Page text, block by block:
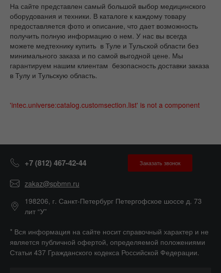
На сайте представлен самый большой выбор медицинского
оборудования и техники. В каталоге к каждому товару
предоставляется фото и описание, что дает возможность
получить полную информацию о нем. У нас вы всегда
можете медтехнику купить в Туле и Тульской области без
минимального заказа и по самой выгодной цене. Мы
гарантируем нашим клиентам безопасность доставки заказа
в Тулу и Тульскую область.
'intec.universe:catalog.customsection.list' is not a component
+7 (812) 467-42-44 Заказать звонок
zakaz@spbmn.ru
198206, г. Санкт-Петербург Петергофское шоссе д. 73
лит “У”
* Вся информация на сайте носит справочный характер и не
является публичной офертой, определяемой положениями
Статьи 437 Гражданского кодекса Российской Федерации.